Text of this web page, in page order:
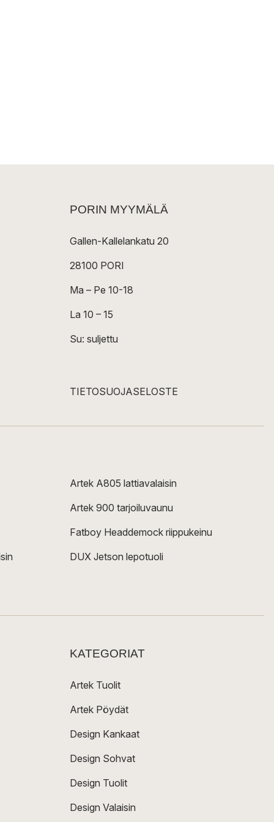
PORIN MYYMÄLÄ
Gallen-Kallelankatu 20
28100 PORI
Ma – Pe 10-18
La 10 – 15
Su: suljettu
TIETOSUOJASELOSTE
Artek A805 lattiavalaisin
Artek 900 tarjoiluvaunu
Fatboy Headdemock riippukeinu
DUX Jetson lepotuoli
KATEGORIAT
Artek Tuolit
Artek Pöydät
Design Kankaat
Design Sohvat
Design Tuolit
Design Valaisin